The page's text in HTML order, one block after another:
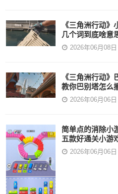
《三角洲行动
几个词到底啥意
2026年06月08日
《三角洲行动
教你巴别塔怎么
2026年06月06日
简单点的消除小
五款好通关小游
2026年06月06日